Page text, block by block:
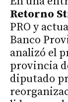
Retorno
PRO y
Banco
analizó el
provincia
diputado